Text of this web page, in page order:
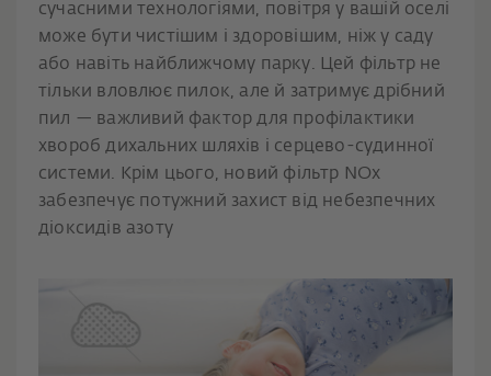
сучасними технологіями, повітря у вашій оселі
може бути чистішим і здоровішим, ніж у саду
або навіть найближчому парку. Цей фільтр не
тільки вловлює пилок, але й затримує дрібний
пил — важливий фактор для профілактики
хвороб дихальних шляхів і серцево-судинної
системи. Крім цього, новий фільтр NOx
забезпечує потужний захист від небезпечних
діоксидів азоту